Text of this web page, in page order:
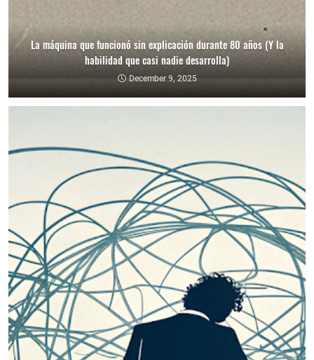
La máquina que funcionó sin explicación durante 80 años (Y la
habilidad que casi nadie desarrolla)
December 9, 2025